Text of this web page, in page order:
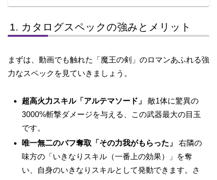
カタログスペックの強みとメリット
まずは、動画でも触れた「魔王の剣」のロマンあふれる強
力なスペックを見ていきましょう。
超高火力スキル「アルテマソード」
敵1体に驚異の
3000%斬撃ダメージを与える、この武器最大の目玉
です。
唯一無二のバフ奪取「その力我がもらった」
右隣の
味方の「いきなりスキル（一番上の効果）」を奪
い、自身のいきなりスキルとして発動できます。さ